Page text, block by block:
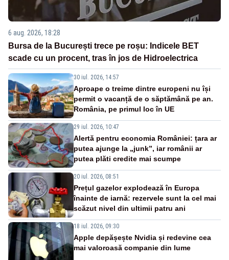
6 aug. 2026, 18:28
Bursa de la București trece pe roșu: Indicele BET
scade cu un procent, tras în jos de Hidroelectrica
30 iul. 2026, 14:57
Aproape o treime dintre europeni nu își
permit o vacanță de o săptămână pe an.
România, pe primul loc în UE
29 iul. 2026, 10:47
Alertă pentru economia României: țara ar
putea ajunge la „junk”, iar românii ar
putea plăti credite mai scumpe
20 iul. 2026, 08:51
Prețul gazelor explodează în Europa
înainte de iarnă: rezervele sunt la cel mai
scăzut nivel din ultimii patru ani
18 iul. 2026, 09:30
Apple depășește Nvidia și redevine cea
mai valoroasă companie din lume